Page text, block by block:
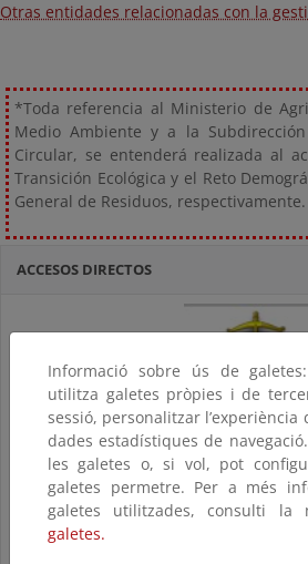
Otras entidades relacionadas con la
*Toda referencia al Ministerio de
Medio Ambiente y a la
Circular, se entenderá realizada al
Transición Ecológica y el Reto
General de Residuos, respectivamente.
ACCESOS DIRECTOS
Legislación
Informació sobre ús de
utilitza galetes pròpies i de
sessió, personalitzar l’experiència
dades estadístiques de
les galetes o, si vol, pot
galetes permetre. Per a més
galetes utilitzades, consulti la
galetes.